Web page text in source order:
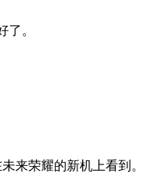
。
来荣耀的新机上看到。